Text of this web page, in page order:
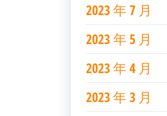
2023 年 7 月
2023 年 5 月
2023 年 4 月
2023 年 3 月